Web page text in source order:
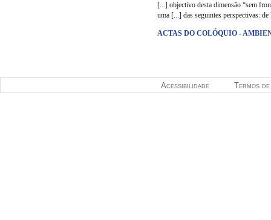
[...] objectivo desta dimensão “sem
uma [...] das seguintes perspectivas:
ACTAS DO COLÓQUIO -
Termos
Acessibilidade